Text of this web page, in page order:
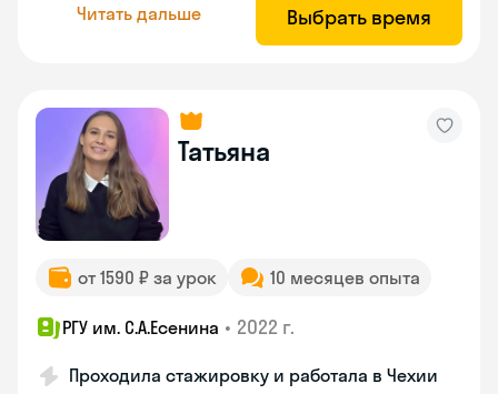
Читать дальше Выбрать время
Татьяна
от 1590 ₽ за урок 10 месяцев опыта
РГУ им. С.А.Есенина • 2022 г.
Проходила стажировку и работала в Чехии